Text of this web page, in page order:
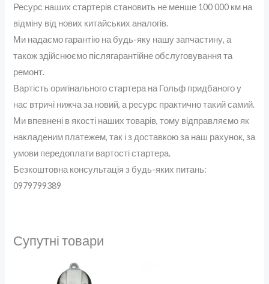
Ресурс наших стартерів становить не менше 100 000 км на
відміну від нових китайських аналогів.
Ми надаємо гарантію на будь-яку нашу запчастину, а
також здійснюємо післягарантійне обслуговування та
ремонт.
Вартість оригінального стартера на Гольф придбаного у
нас втричі нижча за новий, а ресурс практично такий самий.
Ми впевнені в якості наших товарів, тому відправляємо як
накладеним платежем, так і з доставкою за наш рахунок, за
умови передоплати вартості стартера.
Безкоштовна консультація з будь-яких питань:
0979799389
Супутні товари